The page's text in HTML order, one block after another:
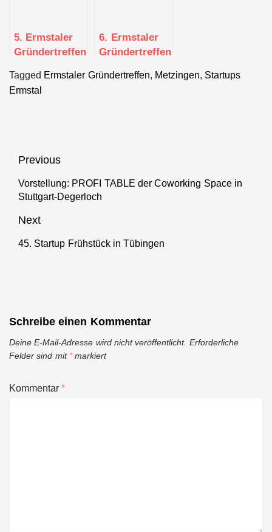
5. Ermstaler
Gründertreffen
6. Ermstaler
Gründertreffen
Special in Bad
Tagged Ermstaler Gründertreffen, Metzingen, Startups
Ermstal
Beitragsnavigation
Previous
Previous
post:
Vorstellung: PROFI TABLE der Coworking Space in
Stuttgart-Degerloch
Next
Next
45. Startup Frühstück in Tübingen
Schreibe einen Kommentar
Deine E-Mail-Adresse wird nicht veröffentlicht. Erforderliche
Felder sind mit *markiert
Kommentar*